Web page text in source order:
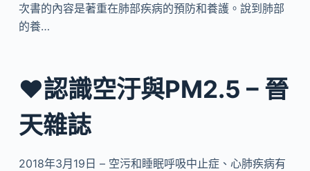
次書的內容是著重在肺部疾病的預防和養護。說到肺部
的養…
❤認識空汙與PM2.5 – 晉
天雜誌
2018年3月19日 – 空污和睡眠呼吸中止症、心肺疾病有